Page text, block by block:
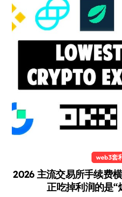
web3套
2026 主流交易所手续费
正吃掉利润的是“